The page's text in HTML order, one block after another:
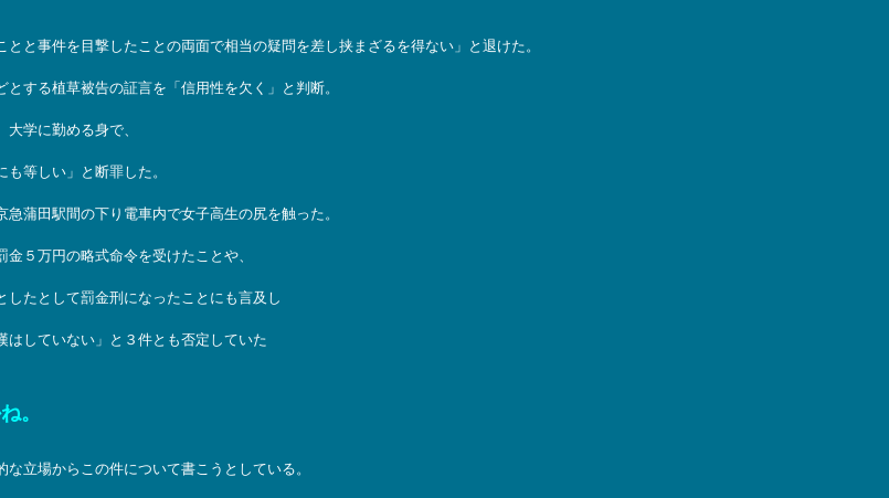
と事件を目撃したことの両面で相当の疑問を差し挟まざるを得ない」と退けた。
する植草被告の証言を「信用性を欠く」と判断。
学に勤める身で、
等しい」と断罪した。
蒲田駅間の下り電車内で女子高生の尻を触った。
５万円の略式命令を受けたことや、
たとして罰金刑になったことにも言及し
はしていない」と３件とも否定していた
。
立場からこの件について書こうとしている。